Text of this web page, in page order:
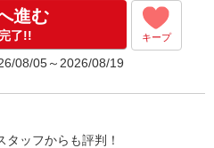
進む
了!! キープ
08/05～2026/08/19
ッフからも評判！